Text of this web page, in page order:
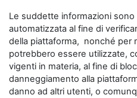
Le suddette informazioni
automatizzata al fine di
della piattaforma, nonché per
potrebbero essere utilizzate,
vigenti in materia, al fine di
danneggiamento alla
danno ad altri utenti, o